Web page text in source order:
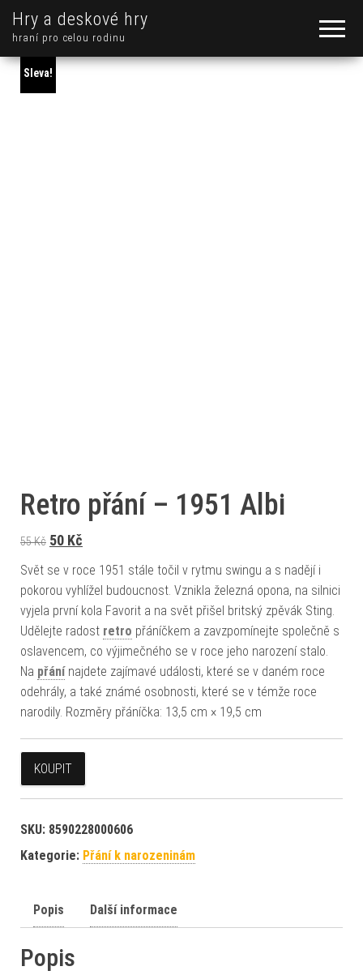
Hry a deskové hry
hraní pro celou rodinu
Sleva!
Retro přání – 1951 Albi
55Kč Původní cena byla: 55 Kč.
50 Kč
Svět se v roce 1951 stále točil v rytmu swingu a s nadějí i
pokorou vyhlížel budoucnost. Vznikla železná opona, na silnici
vyjela první kola Favorit a na svět přišel britský zpěvák Sting.
Udělejte radost retro přáníčkem a zavzpomínejte společně s
oslavencem, co výjimečného se v roce jeho narození stalo.
Na přánínajdete zajímavé události, které se v daném roce
odehrály, a také známé osobnosti, které se v témže roce
narodily. Rozměry přáníčka: 13,5 cm × 19,5 cm
KOUPIT
SKU: 8590228000606
Kategorie: Přání k narozeninám
Popis Další informace
Popis